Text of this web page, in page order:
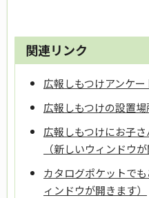
関連リンク
広報しもつけアンケー
広報しもつけの設置場
広報しもつけにお子
（新しいウィンドウが
カタログポケットで
ィンドウが開きます）